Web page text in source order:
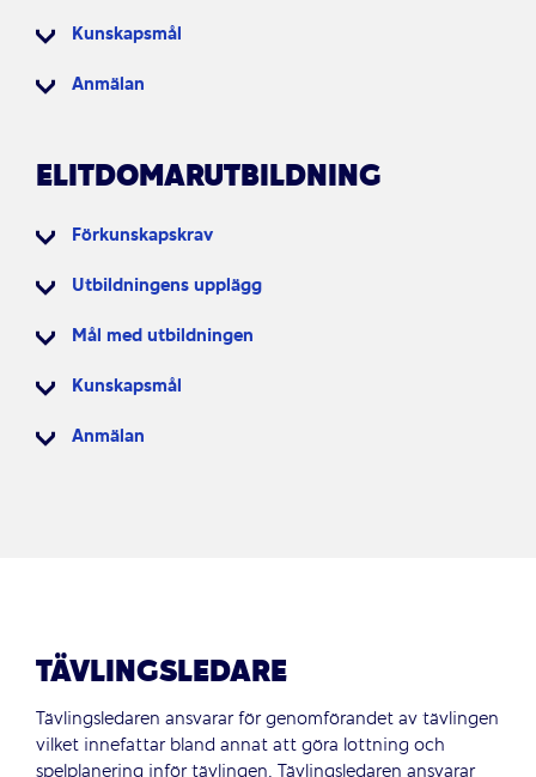
Kunskapsmål
Anmälan
ELITDOMARUTBILDNING
Förkunskapskrav
Utbildningens upplägg
Mål med utbildningen
Kunskapsmål
Anmälan
TÄVLINGSLEDARE
Tävlingsledaren ansvarar för genomförandet av tävlingen
vilket innefattar bland annat att göra lottning och
spelplanering inför tävlingen. Tävlingsledaren ansvarar